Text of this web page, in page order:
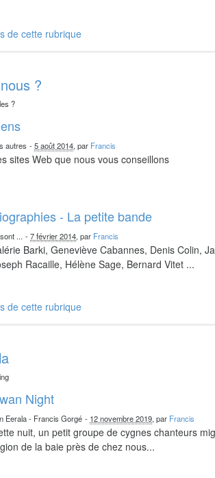
de cette rubrique
?
?
autres -5 août 2014, par Francis
sites Web que nous vous conseillons
- La petite bande
... -7 février 2014, par Francis
Barki, Geneviève Cabannes, Denis Colin,
Racaille, Hélène Sage, Bernard Vitet ...
de cette rubrique
Night
Eerala - Francis Gorgé - 12 novembre 2019, par Francis
nuit, un petit groupe de cygnes chanteurs
de la baie près de chez nous...